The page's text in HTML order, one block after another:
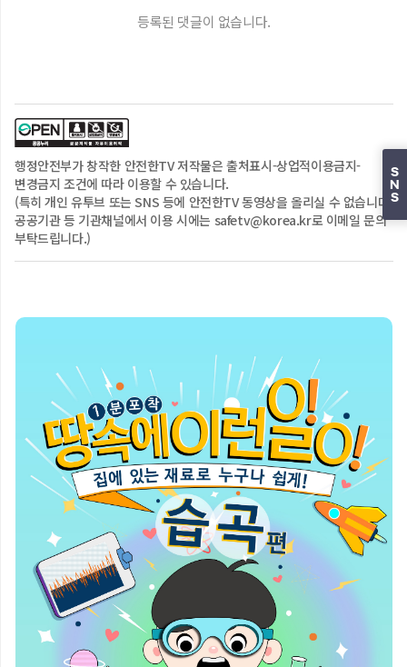
S
N
S
#사자보이즈 #saja boys #유어아이돌 #your idol #케데헌
각종 재난안전사고에 대한 지식과 정보, 대처법이 알고
싶다면?
▶ 안전한TV 홈페이지 https://www.safetv.go.kr/
▶ 안전한TV인스타그램
https://www.instagram.com/k_safetv
▶ 안전한TV 카카오TV
http://tv.kakao.com/channel/342779
▶ 안전한TV 네이버TV  http://tv.naver.com/nema
등록된 댓글이 없습니다.
행정안전부가 창작한 안전한TV 저작물은출처표시-상업적이용금지-
변경금지 조건에 따라 이용할 수 있습니다.
(특히 개인 유투브 또는 SNS 등에 안전한TV 동영상을 올리실 수 없습니다.
공공기관 등 기관채널에서 이용 시에는 safetv@korea.kr로 이메일 문의
부탁드립니다.)
[교육영상] 장주기 지진 헌터스: 고층의 분노, 장주기의 습격! feat.